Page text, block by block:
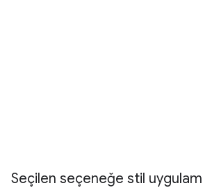
Seçilen seçeneğe stil